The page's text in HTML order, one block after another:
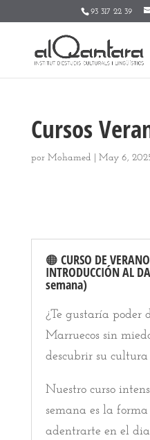
93 317 22 39
Cursos
por Mohamed May 6,
🟠 CURSO DE
INTRODUCCIÓN AL
semana)
¿Te gustaría poder
Marruecos sin
descubrir su cultura
Nuestro curso
semana es la
adentrarte en el